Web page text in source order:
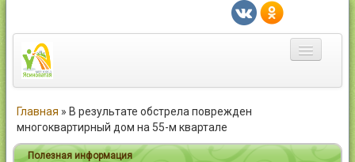
Город
Главная » В результате обстрела поврежден
многоквартирный дом на 55-м квартале
Полезная информация